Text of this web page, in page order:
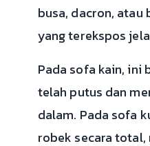
busa, dacron, atau
yang terekspos
Pada sofa kain, ini
telah putus dan
dalam. Pada sofa
robek secara